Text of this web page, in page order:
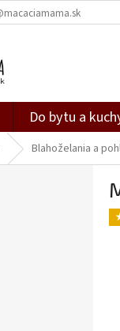
Do bytu a
Blahoželania a